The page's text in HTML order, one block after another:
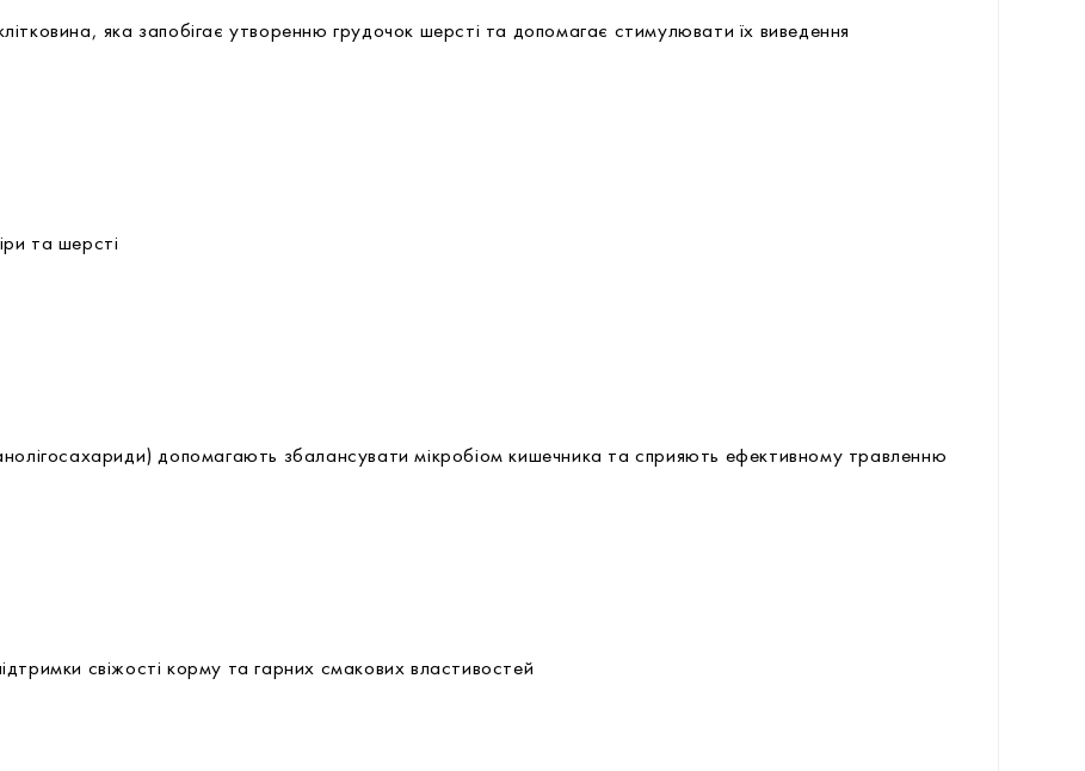
яка запобігає утворенню грудочок шерсті та допомагає стимулювати їх виведення
та шерсті
допомагають збалансувати мікробіом кишечника та сприяють ефективному травленню
свіжості корму та гарних смакових властивостей